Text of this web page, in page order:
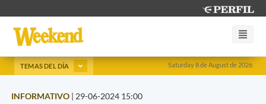
Saturday 8 de August de 2026
TEMAS DEL DÍA
INFORMATIVO | 29-06-2024 15:00